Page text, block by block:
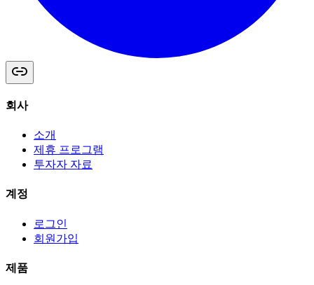
회사
소개
제휴 프로그램
투자자 자료
계정
로그인
회원가입
제품